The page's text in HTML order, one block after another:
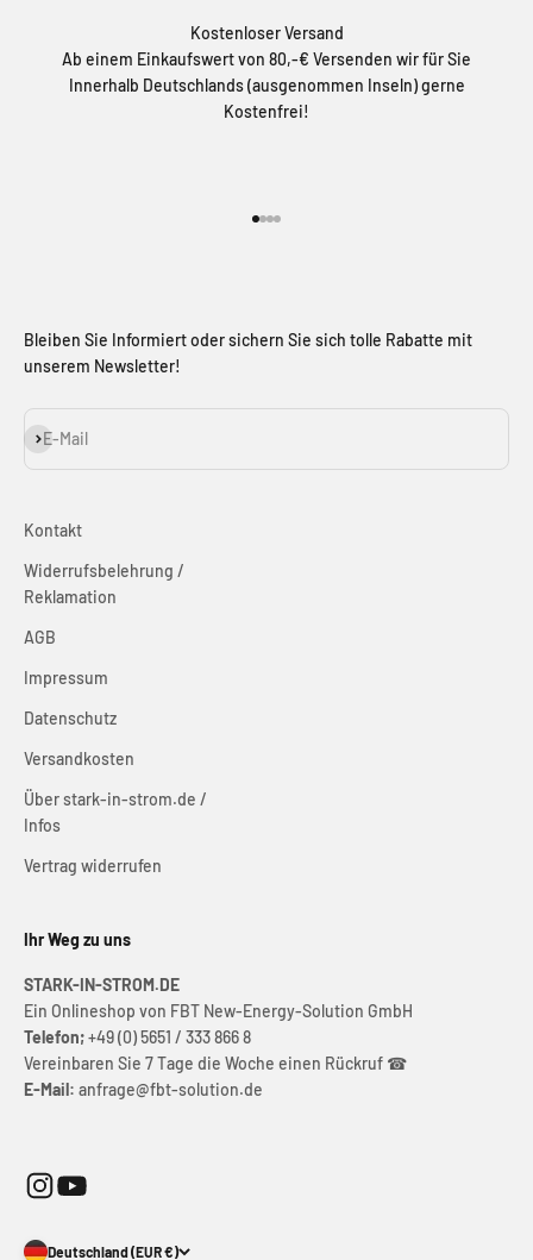
Kostenloser Versand
Ab einem Einkaufswert von 80,-€ Versenden wir für Sie
Innerhalb Deutschlands (ausgenommen Inseln) gerne
Kostenfrei!
Bleiben Sie Informiert oder sichern Sie sich tolle Rabatte mit
unserem Newsletter!
E-Mail
Abonnieren
Kontakt
Widerrufsbelehrung /
Reklamation
AGB
Impressum
Datenschutz
Versandkosten
Über stark-in-strom.de /
Infos
Vertrag widerrufen
Ihr Weg zu uns
STARK-IN-STROM.DE
Ein Onlineshop von FBT New-Energy-Solution GmbH
Telefon;+49 (0) 5651 / 333 866 8
Vereinbaren Sie 7 Tage die Woche einen Rückruf ☎
E-Mail: anfrage@fbt-solution.de
Deutschland (EUR €)